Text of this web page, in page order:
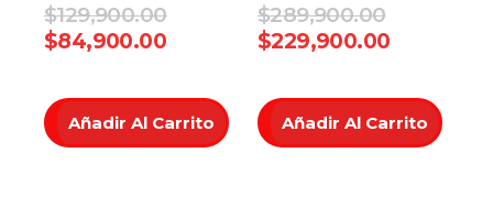
Valorado
en
0
$129,900.00
$84,900.00
Añadir Al Carrito
Valorado
en
0
$289,900.00
$229,900.00
Añadir Al Carrito